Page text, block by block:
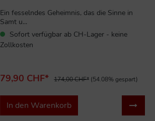
Ein fesselndes Geheimnis, das die Sinne in
Samt u...
Sofort verfügbar ab CH-Lager - keine
Zollkosten
79,90 CHF* 174,00 CHF* (54.08% gespart)
In den Warenkorb